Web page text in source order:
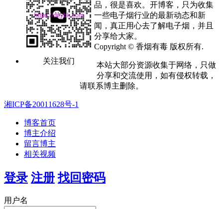
关注我们
品，很是喜欢。开博客，只为收集
一些电子烟行业的最新动态和新
闻，真正用心去了解电子烟，并且
分享给大家。
Copyright © 香烟有毒 版权所有.
本站大部分资源收集于网络，只做
分享和交流使用，如有侵权转载，
请联系博主删除。
湘ICP备20011628号-1
博客首页
博主介绍
留言博主
相关视频
登录 注册 找回密码
用户名